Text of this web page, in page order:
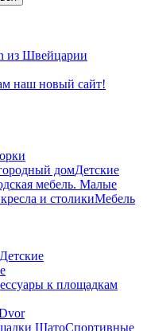
из Швейцарии
наш новый сайт!
домДетские
мебель. Малые
и столикиМебель
Детские
к площадкам
ШатоСпортивные